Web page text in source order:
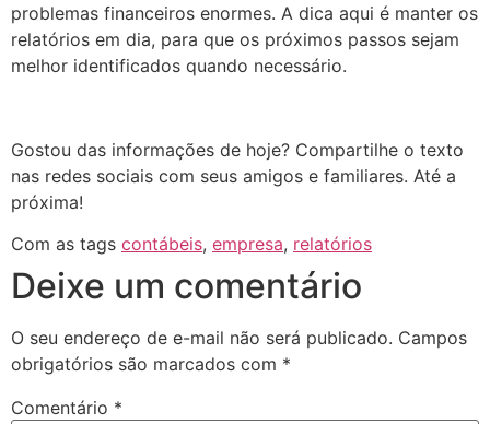
problemas financeiros enormes. A dica aqui é manter os
relatórios em dia, para que os próximos passos sejam
melhor identificados quando necessário.
Gostou das informações de hoje? Compartilhe o texto
nas redes sociais com seus amigos e familiares. Até a
próxima!
Com as tags contábeis, empresa, relatórios
Deixe um comentário
O seu endereço de e-mail não será publicado. Campos
obrigatórios são marcados com *
Comentário *